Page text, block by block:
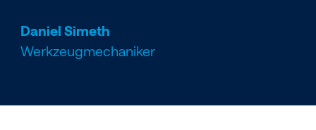
Daniel Simeth
Werkzeugmechaniker